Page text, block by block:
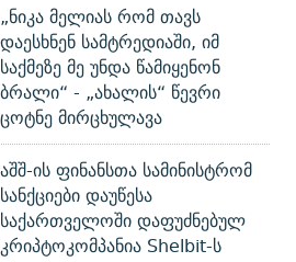
„ნიკა მელიას რომ თავს
დაესხნენ სამტრედიაში, იმ
საქმეზე მე უნდა წამიყენონ
ბრალი“ - „ახალის“ წევრი
ცოტნე მირცხულავა
აშშ-ის ფინანსთა სამინისტრომ
სანქციები დაუწესა
საქართველოში დაფუძნებულ
კრიპტოკომპანია Shelbit-ს